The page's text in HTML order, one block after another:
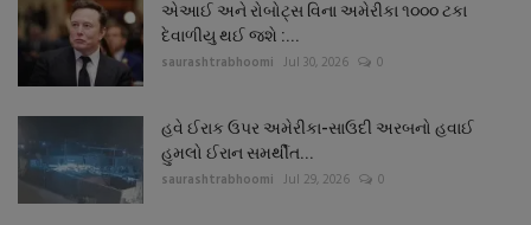
એઆઈ અને રોબોટ્સ વિના અમેરીકા ૧૦૦૦ ટકા
દેવાળીયુ થઈ જશે :...
saurashtrabhoomi Jul 30, 2026 0
હવે ઈરાક ઉપર અમેરીકા-સાઉદી અરબનો હવાઈ
હુમલો ઈરાન સમર્થીત...
saurashtrabhoomi Jul 29, 2026 0